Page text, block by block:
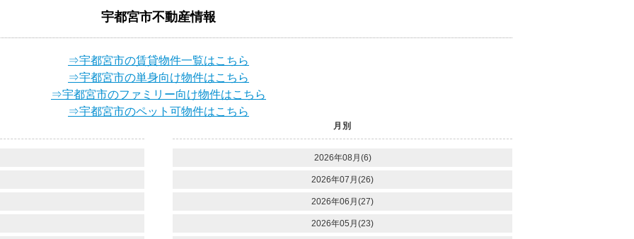
宇都宮市不動産情報
⇒宇都宮市の賃貸物件一覧はこちら
⇒宇都宮市の単身向け物件はこちら
⇒宇都宮市のファミリー向け物件はこちら
⇒宇都宮市のペット可物件はこちら
月別
2026年08月(6)
2026年07月(26)
2026年06月(27)
2026年05月(23)